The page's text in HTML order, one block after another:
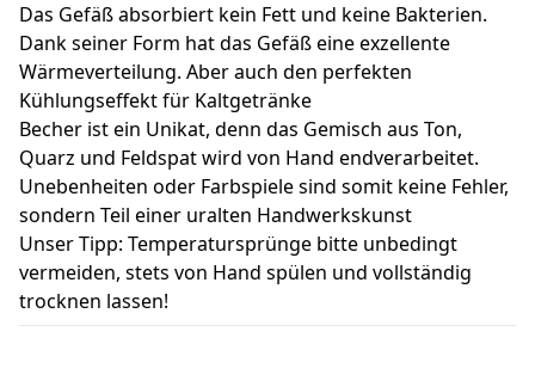
Das Gefäß absorbiert kein Fett und keine Bakterien.
Dank seiner Form hat das Gefäß eine exzellente
Wärmeverteilung. Aber auch den perfekten
Kühlungseffekt für Kaltgetränke
Becher ist ein Unikat, denn das Gemisch aus Ton,
Quarz und Feldspat wird von Hand endverarbeitet.
Unebenheiten oder Farbspiele sind somit keine Fehler,
sondern Teil einer uralten Handwerkskunst
Unser Tipp: Temperatursprünge bitte unbedingt
vermeiden, stets von Hand spülen und vollständig
trocknen lassen!